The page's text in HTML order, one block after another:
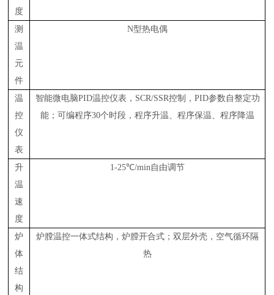
度
测
温
元
件
N型热电偶
温
控
仪
表
智能微电脑PID温控仪表， SCR/SSR控制， PID参数自整定功
能；可编程序30个时段，程序升温、程序保温、程序降温
升
温
速
度
1-25℃/min自由调节
炉
体
结
构
炉膛温控一体式结构，炉膛开合式；双层外壳，空气循环隔
热